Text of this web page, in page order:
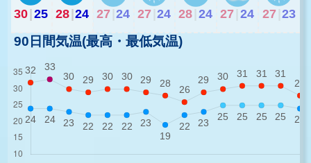
30|25 28|24 27 24 27 24 28 24 27 24 27 23
90日間気温(最高・最低気温)